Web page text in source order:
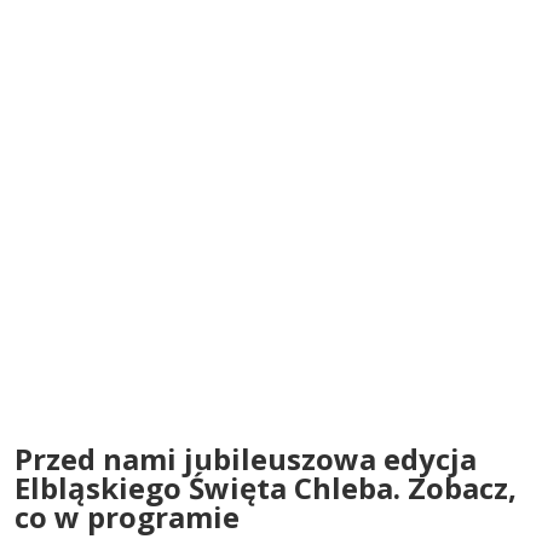
Przed nami jubileuszowa edycja
Elbląskiego Święta Chleba. Zobacz,
co w programie